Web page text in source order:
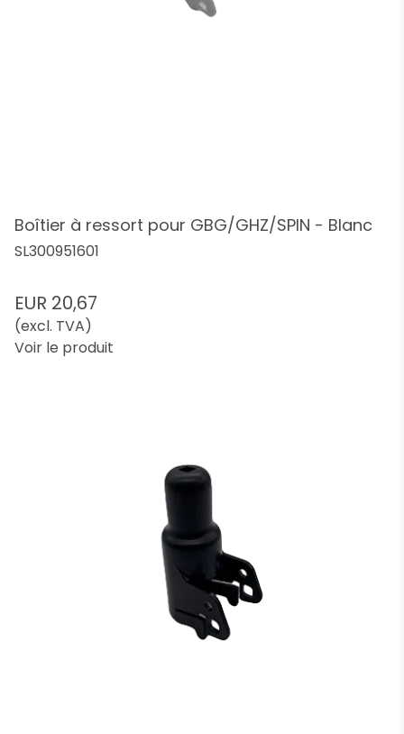
Boîtier à ressort pour GBG/GHZ/SPIN - Blanc
SL300951601
EUR 20,67
(excl. TVA)
Voir le produit